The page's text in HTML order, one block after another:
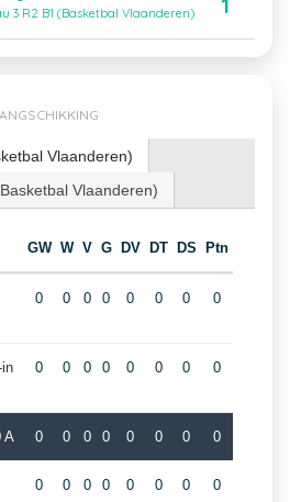
3 R2 B1 (Basketbal Vlaanderen)
1
Vlaanderen)
Vlaanderen)
GW W V G DV DT DS Ptn
0 0 0 0 0 0 0 0
0 0 0 0 0 0 0 0
A 0 0 0 0 0 0 0 0
0 0 0 0 0 0 0 0